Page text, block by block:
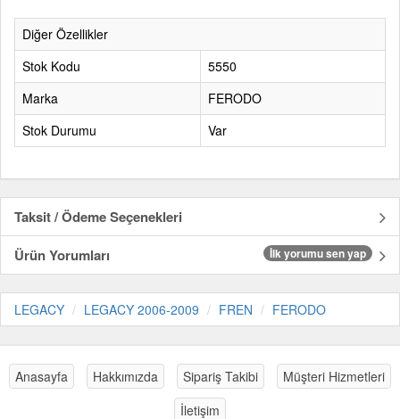
Diğer Özellikler
Stok Kodu
5550
Marka
FERODO
Stok Durumu
Var
Taksit / Ödeme Seçenekleri
Ürün Yorumları
İlk yorumu sen yap
LEGACY LEGACY 2006-2009 FREN FERODO
Anasayfa Hakkımızda Sipariş Takibi
Müşteri Hizmetleri
İletişim